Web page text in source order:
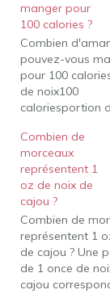
Ingrédient1 tasse
tasse Noisettes,
ou
de cajou,
entières…
manger pour
100 calories ?
Combien
pouvez-vous
pour 100
de noix100
caloriesportion
23 noix Noix89
moitiés1415
de cajou1011
noixPistaches29
noix4 rangées de
Combien y a-t-il
calories dans
d'amandes ?
USDA , 100 g
contiennent
Combien de
morceaux
représentent 1
oz de noix de
cajou ?
Combien de
représentent 1
de cajou ? Une
de 1 once de
cajou